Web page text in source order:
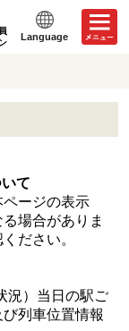
Language
て
ージの表示
場合がありま
ださい。
況）当日の駅ご
列車位置情報